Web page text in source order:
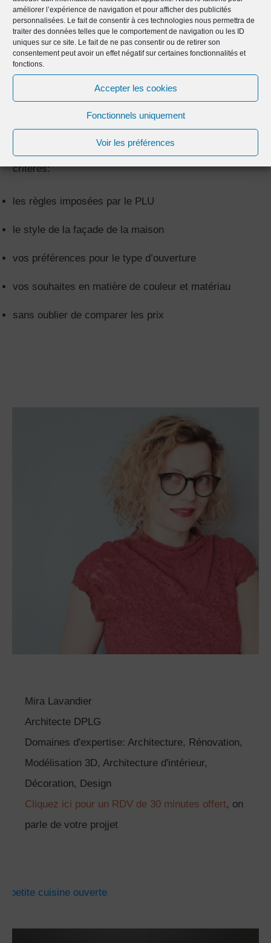
améliorer l’expérience de navigation et pour afficher des publicités
personnalisées. Le fait de consentir à ces technologies nous permettra de
traiter des données telles que le comportement de navigation ou les ID
uniques sur ce site. Le fait de ne pas consentir ou de retirer son
consentement peut avoir un effet négatif sur certaines fonctionnalités et
fonctions.
Accepter les cookies
Fonctionnels uniquement
Voir les préférences
battants et les volets roulants en PVC opérés
manuellement.
En milieu de gamme, les volets roulants motorisés.
Les brise-soleils orientables et les volets roulants
motorisés en alu sont considérés plus coûteux.
En conclusion, choisissez vos volets selon ces 5
critères:
les règles imposées par le PLU
le style de la façade de la maison
vos préférences pour le type d’ouverture
vos souhaites en matière de couleur et matériau
sans oublier de comparer les prix
Mira Lavandier
Architecte DPLG
Domaines d'expertise: Architecture, Rénovation,
Modélisation 3D, Architecture d'intérieur,
Décoration, Design
Cliquez ici pour un RDV de 30 minutes offert, on
parle de votre projjet